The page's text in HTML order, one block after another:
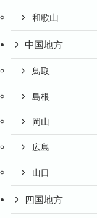
和歌山
中国地方
鳥取
島根
岡山
広島
山口
四国地方